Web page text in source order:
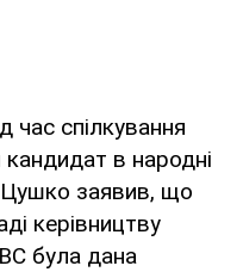
час спілкування
в народні
заявив, що
керівництву
була дана